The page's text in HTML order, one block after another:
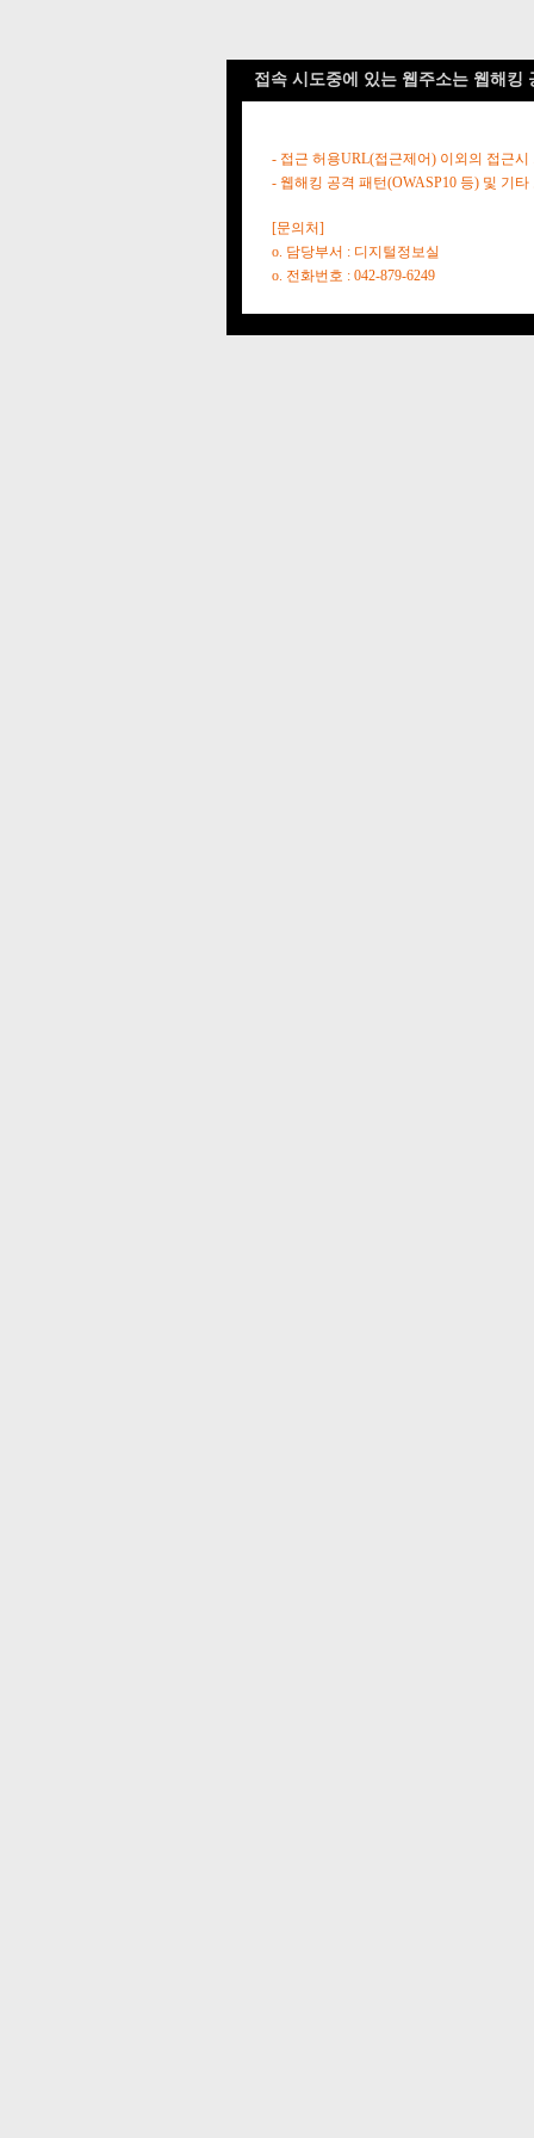
접속 시도중에 있는 웹주소는 웹해킹
- 접근 허용URL(접근제어) 이외의 접근시
- 웹해킹 공격 패턴(OWASP10 등) 및 기
[문의처]
o. 담당부서 : 디지털정보실
o. 전화번호 : 042-879-6249